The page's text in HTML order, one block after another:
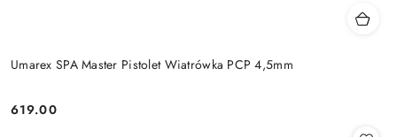
Umarex SPA Master Pistolet Wiatrówka PCP 4,5mm
Cena:
619.00